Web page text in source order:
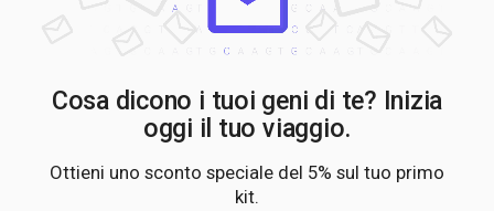
Cosa dicono i tuoi geni di te? Inizia
oggi il tuo viaggio.
Ottieni uno sconto speciale del 5% sul tuo primo
kit.